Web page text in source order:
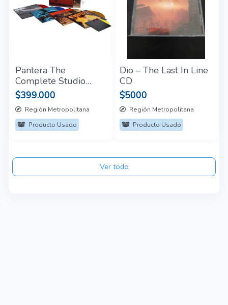
Pantera The
Complete Studio
Albums: 1990-2000
5LP
$399.000
Región Metropolitana
Producto Usado
Dio – The Last In Line
CD
$5000
Región Metropolitana
Producto Usado
Ver todo